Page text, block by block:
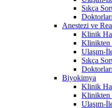
Sıkça
Anestezi ve
Klinik
Klinikten
Ulaşım-
Sıkça
Biyokimya
Klinik
Klinikten
Ulaşım-